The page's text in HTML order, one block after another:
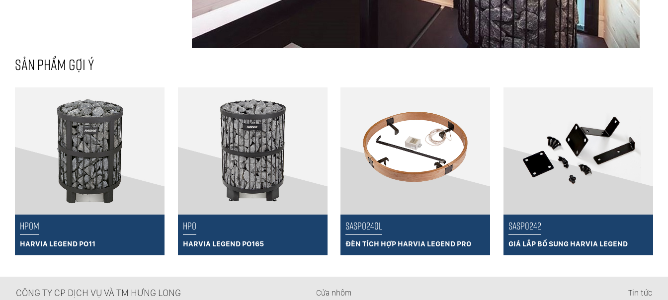
SẢN PHẨM GỢI Ý
HPOM
HARVIA LEGEND PO11
HPO
HARVIA LEGEND PO165
SASPO240L
ĐÈN TÍCH HỢP HARVIA LEGEND PRO
SASP0242
GIÁ LẮP BỔ SUNG HARVIA LEGEND
CÔNG TY CP DỊCH VỤ VÀ TM HƯNG LONG Cửa nhôm Tin tức